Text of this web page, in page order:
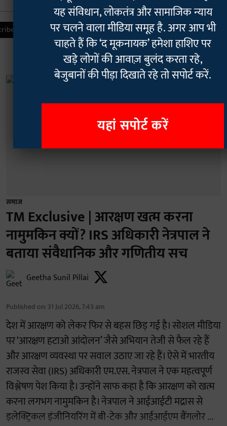
समाज
TM Exclusive | आरक्षण खत्म करना
नामुमकिन क्यों? IRS अधिकारी नेत्रपाल ने
बताया संवैधानिक और गणितीय सच
Geetha Sunil Pillai
Published on: 31 Jul 2026, 7:43 am
देश में आरक्षण को लेकर फिर से बहस छिड़ गई है। सोशल मीडिया
पर ‘आरक्षण हटाओ आंदोलन’ जैसे अभियान तेजी से फैल रहे हैं
और आरक्षण व्यवस्था पर सवाल उठाए जा रहे हैं। ऐसे में भारतीय
राजस्व सेवा (IRS) अधिकारी एम.एस. नेत्रपाल ने एक महत्वपूर्ण
विश्लेषण पेश किया है। उन्होंने साफ कहा है कि आरक्षण को खत्म
करना लगभग नामुमकिन है। नेत्रपाल ने आईआईटी मद्रास से
इलेक्ट्रिकल इंजीनियरिंग में बी-टेक और आईआईएम बैंगलोर ...
यह संविधान, लोकतंत्र और सामाजिक न्याय
पर चलने वाला मीडिया समूह है. अगर आप भी
चाहते हैं कि ‘द मूकनायक’ हमेशा हाशिए पर
खड़े लोगों की आवाज़ बुलंद करता रहे,
बेजुबानों की पीड़ा दिखाते रहे तो सपोर्ट करें.
यहां सपोर्ट करें